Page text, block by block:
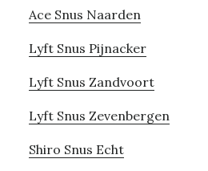
Ace Snus Naarden
Lyft Snus Pijnacker
Lyft Snus Zandvoort
Lyft Snus Zevenbergen
Shiro Snus Echt